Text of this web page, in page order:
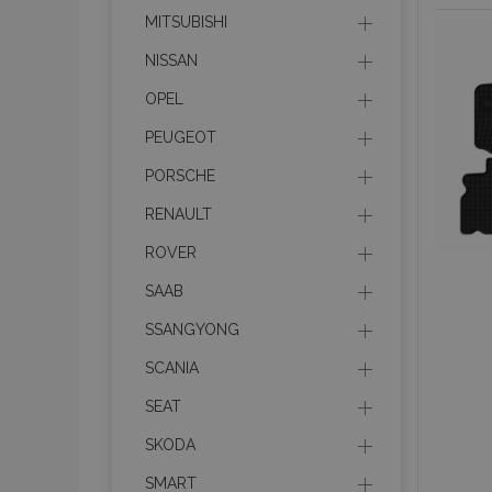
MITSUBISHI
NISSAN
OPEL
PEUGEOT
PORSCHE
RENAULT
ROVER
SAAB
SSANGYONG
SCANIA
SEAT
SKODA
SMART
PHPSESSID
mage-cache-sessid
product_data_storage